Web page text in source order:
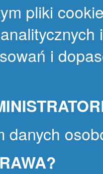
pliki
i
danych